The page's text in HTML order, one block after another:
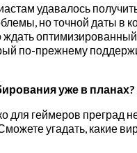
удавалось
но точной даты в
по-прежнему
уже в
геймеров преград
угадать, какие